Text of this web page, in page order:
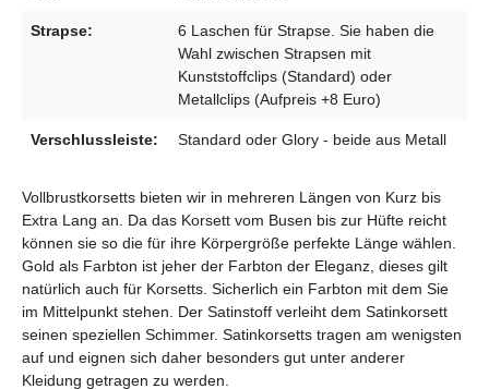
Strapse:
6 Laschen für Strapse. Sie haben die
Wahl zwischen Strapsen mit
Kunststoffclips (Standard) oder
Metallclips (Aufpreis +8 Euro)
Verschlussleiste: Standard oder Glory - beide aus Metall
Vollbrustkorsetts bieten wir in mehreren Längen von Kurz bis
Extra Lang an. Da das Korsett vom Busen bis zur Hüfte reicht
können sie so die für ihre Körpergröße perfekte Länge wählen.
Gold als Farbton ist jeher der Farbton der Eleganz, dieses gilt
natürlich auch für Korsetts. Sicherlich ein Farbton mit dem Sie
im Mittelpunkt stehen. Der Satinstoff verleiht dem Satinkorsett
seinen speziellen Schimmer. Satinkorsetts tragen am wenigsten
auf und eignen sich daher besonders gut unter anderer
Kleidung getragen zu werden.